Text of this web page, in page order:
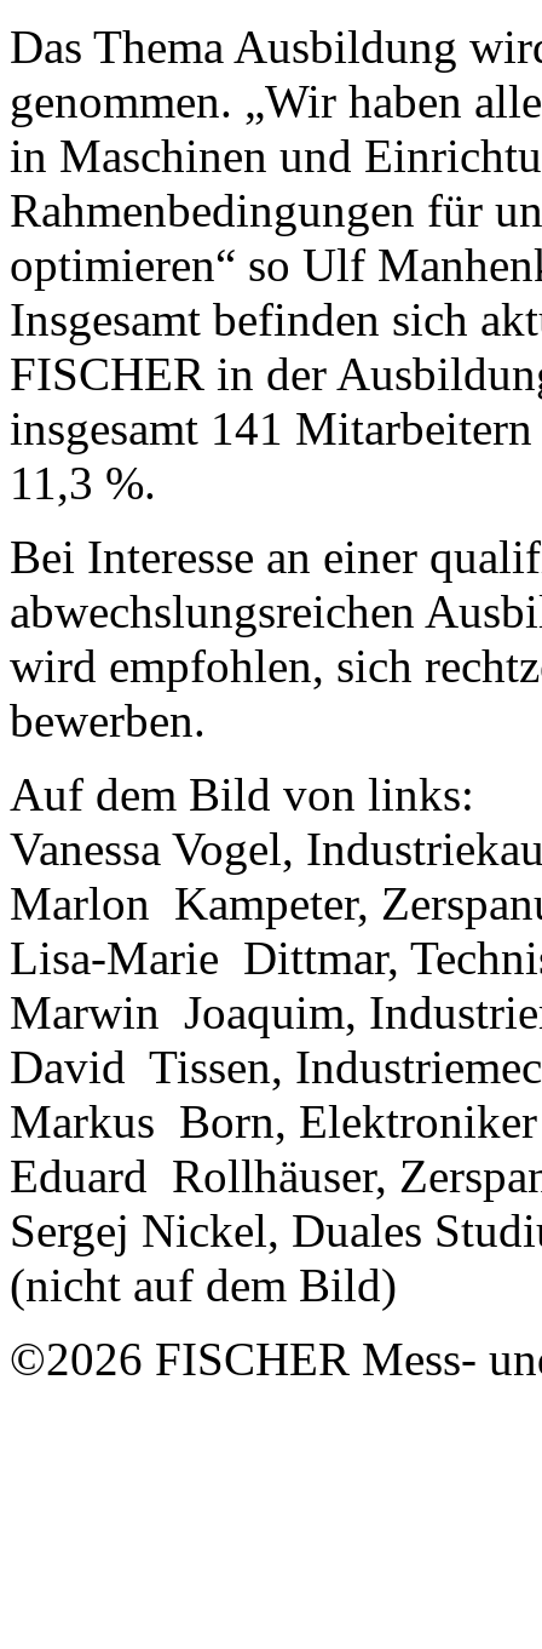
Das Thema Ausbildung
genommen. „Wir haben
in Maschinen und
Rahmenbedingungen für
optimieren“ so Ulf
Insgesamt befinden sich
FISCHER in der
insgesamt 141
11,3 %.
Bei Interesse an einer
abwechslungsreichen
wird empfohlen, sich
bewerben.
Auf dem Bild von links:
Vanessa Vogel,
Marlon Kampeter,
Lisa-Marie Dittmar,
Marwin Joaquim,
David Tissen,
Markus Born, Elektroniker
Eduard Rollhäuser,
Sergej Nickel, Duales
(nicht auf dem Bild)
©2026 FISCHER Mess-